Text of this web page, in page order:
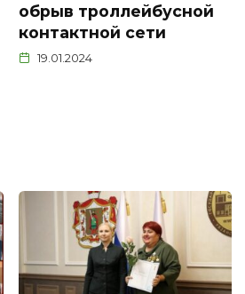
обрыв троллейбусной
контактной сети
19.01.2024